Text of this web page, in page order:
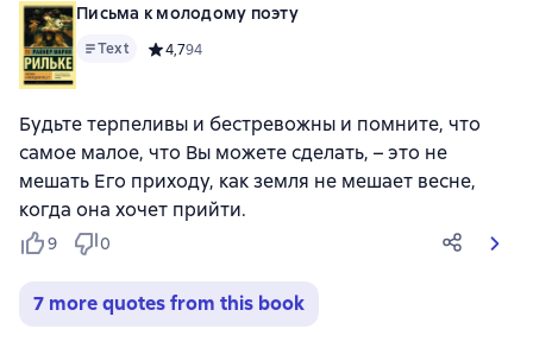
Письма к молодому поэту
Text Средний рейтинг 4,7 на основе 94 оценок
4,794
Будьте терпеливы и бестревожны и помните, что
самое малое, что Вы можете сделать, – это не
мешать Его приходу, как земля не мешает весне,
когда она хочет прийти.
9 0
7 more quotes from this book